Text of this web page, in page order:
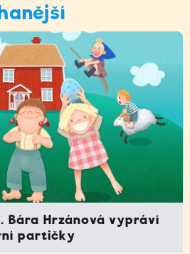
Bára Hrzánová vypráví
partičky